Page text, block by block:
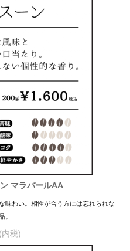
マラバールAA
味わい。相性が合う方には忘れられな
。
税)